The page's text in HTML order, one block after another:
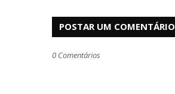
POSTAR UM COMENTÁRIO
0 Comentários